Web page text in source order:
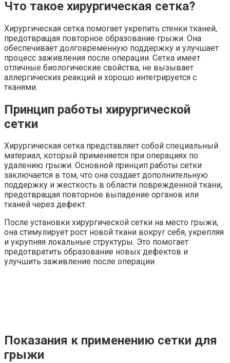
Что такое хирургическая сетка?
Хирургическая сетка помогает укрепить стенки тканей,
предотвращая повторное образование грыжи. Она
обеспечивает долговременную поддержку и улучшает
процесс заживления после операции. Сетка имеет
отличные биологические свойства, не вызывает
аллергических реакций и хорошо интегрируется с
тканями.
Принцип работы хирургической
сетки
Хирургическая сетка представляет собой специальный
материал, который применяется при операциях по
удалению грыжи. Основной принцип работы сетки
заключается в том, что она создает дополнительную
поддержку и жесткость в области поврежденной ткани,
предотвращая повторное выпадение органов или
тканей через дефект.
После установки хирургической сетки на место грыжи,
она стимулирует рост новой ткани вокруг себя, укрепляя
и укрупняя локальные структуры. Это помогает
предотвратить образование новых дефектов и
улучшить заживление после операции.
Показания к применению сетки для
грыжи